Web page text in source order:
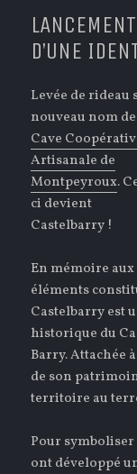
D’UNE
Levée de rideau
nouveau nom
Cave
Artisanale de
Montpeyroux.
ci devient
Castelbarry !
En mémoire aux
éléments
Castelbarry est
historique du
Barry. Attachée
de son
territoire au
Pour symboliser
ont développé